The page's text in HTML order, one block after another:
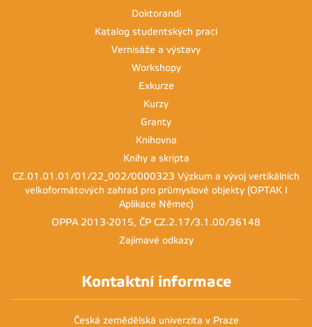
Doktorandi
Katalog studentských prací
Vernisáže a výstavy
Workshopy
Exkurze
Kurzy
Granty
Knihovna
Knihy a skripta
CZ.01.01.01/01/22_002/0000323 Výzkum a vývoj vertikálních
velkoformátových zahrad pro průmyslové objekty (OPTAK I
Aplikace Němec)
OPPA 2013-2015, ČP CZ.2.17/3.1.00/36148
Zajímavé odkazy
Kontaktní informace
Česká zemědělská univerzita v Praze